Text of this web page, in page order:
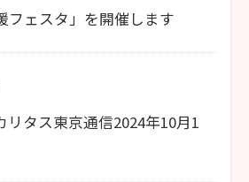
フェスタ」を開催します
リタス東京通信2024年10月1